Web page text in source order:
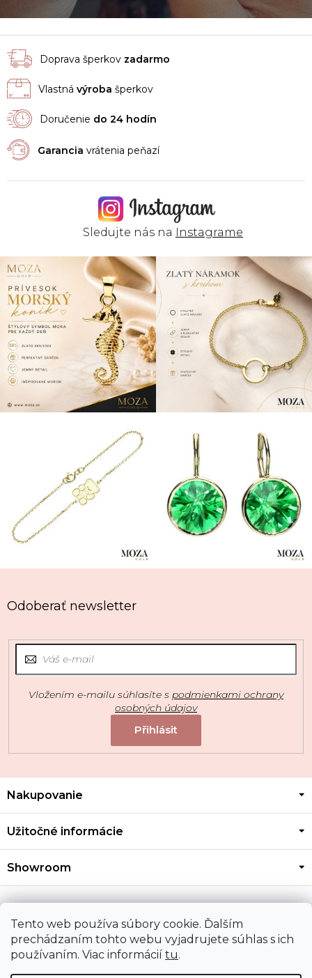
Tento web používa súbory cookie. Ďalším
prechádzaním tohto webu vyjadrujete súhlas s ich
používaním. Viac informácií tu.
Doprava šperkov zadarmo
Vlastná výroba šperkov
Doručenie do 24 hodín
Garancia vrátenia peňazí
Sledujte nás na Instagrame
Odoberať newsletter
Vložením e-mailu súhlasíte s podmienkami ochrany
osobných údajov
Z
p
t
Nakupovanie
Užitočné informácie
Showroom
Kontakt